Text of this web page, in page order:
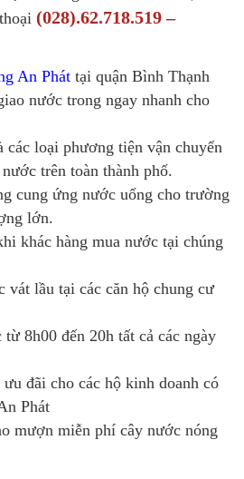
(028).62.718.519 –
An Phát tại quận Bình Thạnh
nước trong ngay nhanh cho
các loại phương tiện vận chuyển
trên toàn thành phố.
cung ứng nước uống cho trường
lớn.
khác hàng mua nước tại chúng
vát lầu tại các căn hộ chung cư
8h00 đến 20h tất cả các ngày
đãi cho các hộ kinh doanh có
Phát
mượn miễn phí cây nước nóng